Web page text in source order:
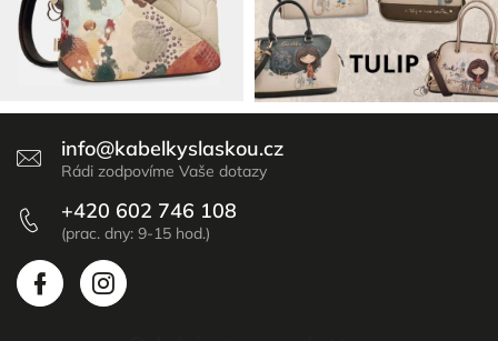
info@kabelkyslaskou.cz
+420 602 746 108